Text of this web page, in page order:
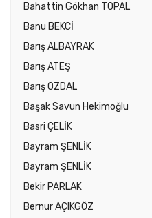
Bahattin Gökhan TOPAL
Banu BEKCİ
Barış ALBAYRAK
Barış ATEŞ
Barış ÖZDAL
Başak Savun Hekimoğlu
Basri ÇELİK
Bayram ŞENLİK
Bayram ŞENLİK
Bekir PARLAK
Bernur AÇIKGÖZ